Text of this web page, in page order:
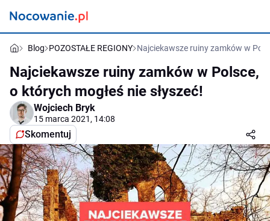
Blog POZOSTAŁE REGIONY Najciekawsze ruiny zamków w
Najciekawsze ruiny zamków w Polsce,
o których mogłeś nie słyszeć!
Wojciech Bryk
15 marca 2021, 14:08
Skomentuj